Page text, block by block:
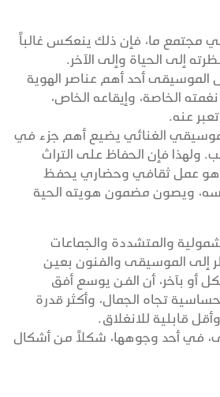
مجتمع ما، فإن ذلك ينعكس غالباً
إلى الحياة وإلى الآخر.
أحد أهم عناصر الهوية
الخاصة، وإيقاعه الخاص،
عنه.
الغنائي يضيع أهم جزء في
ولهذا فإن الحفاظ على التراث
هو عمل ثقافي وحضاري يحفظ
ويصون مضمون هويته الحية
والمتشددة والجماعات
إلى الموسيقى والفنون بعين
أو بآخر، أن الفن يوسع أفق
تجاه الجمال، وأكثر قدرة
قابلية للانغلاق.
في أحد وجوهها، شكلاً من أشكال